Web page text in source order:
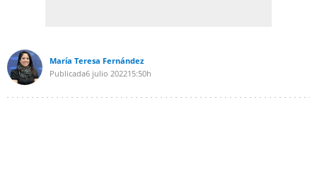
María Teresa Fernández
Publicada6 julio 202215:50h